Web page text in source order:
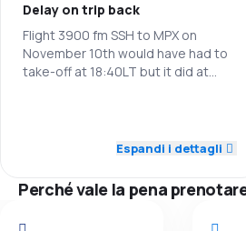
Prezzi dei biglietti
Comfort di viaggio
Delay on trip back
Flight 3900 fm SSH to MPX on
November 10th would have had to
take-off at 18:40LT but it did at
that but Easy-Jet offered we all
coffee.
1,0
Rete di rotte 2,0
Espandi i dettagli
Perché vale la pena